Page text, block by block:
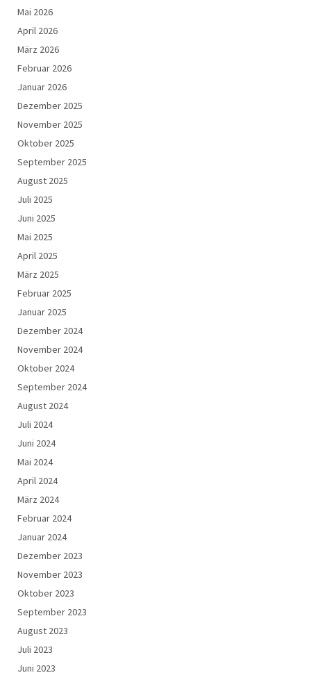
Mai 2026
April 2026
März 2026
Februar 2026
Januar 2026
Dezember 2025
November 2025
Oktober 2025
September 2025
August 2025
Juli 2025
Juni 2025
Mai 2025
April 2025
März 2025
Februar 2025
Januar 2025
Dezember 2024
November 2024
Oktober 2024
September 2024
August 2024
Juli 2024
Juni 2024
Mai 2024
April 2024
März 2024
Februar 2024
Januar 2024
Dezember 2023
November 2023
Oktober 2023
September 2023
August 2023
Juli 2023
Juni 2023